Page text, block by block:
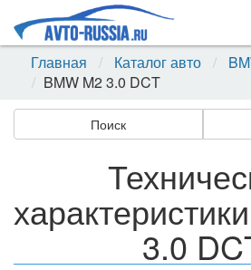
Главная
Каталог авто
BMW M2 3.0 DCT
Поиск
3.0